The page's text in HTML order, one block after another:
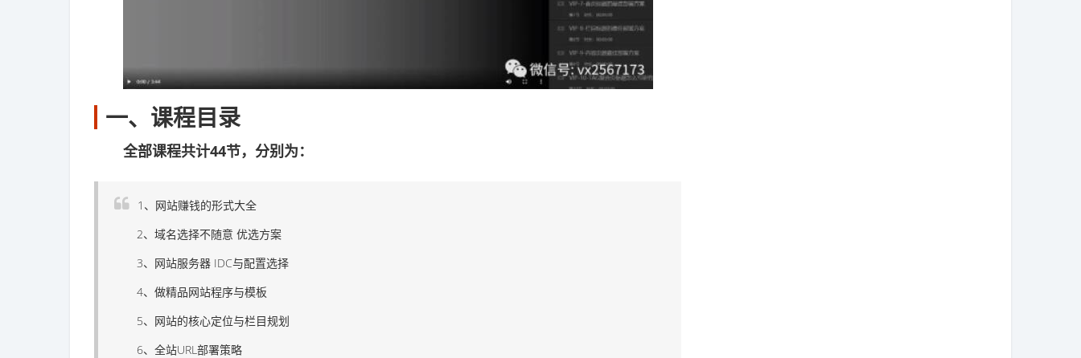
一、课程目录
全部课程共计44节，分别为：
1、网站赚钱的形式大全
2、域名选择不随意 优选方案
3、网站服务器 IDC与配置选择
4、做精品网站程序与模板
5、网站的核心定位与栏目规划
6、全站URL部署策略